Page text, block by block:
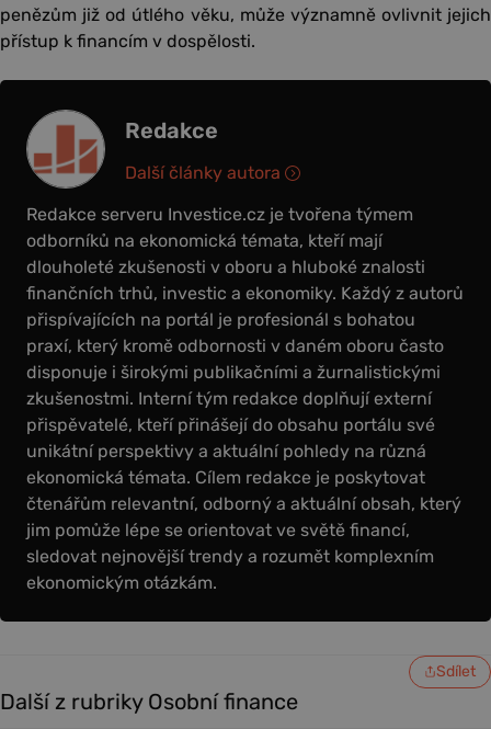
penězům již od útlého věku, může významně ovlivnit jejich
přístup k financím v dospělosti.
Redakce
Redakce serveru Investice.cz je tvořena týmem
odborníků na ekonomická témata, kteří mají
dlouholeté zkušenosti v oboru a hluboké znalosti
finančních trhů, investic a ekonomiky. Každý z autorů
přispívajících na portál je profesionál s bohatou
praxí, který kromě odbornosti v daném oboru často
disponuje i širokými publikačními a žurnalistickými
zkušenostmi. Interní tým redakce doplňují externí
přispěvatelé, kteří přinášejí do obsahu portálu své
unikátní perspektivy a aktuální pohledy na různá
ekonomická témata. Cílem redakce je poskytovat
čtenářům relevantní, odborný a aktuální obsah, který
jim pomůže lépe se orientovat ve světě financí,
sledovat nejnovější trendy a rozumět komplexním
ekonomickým otázkám.
Další články autora
Sdílet
Další z rubriky Osobní finance